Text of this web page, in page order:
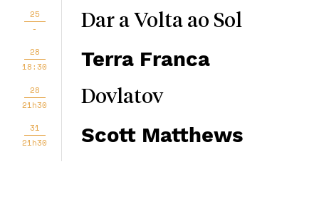
25
-
Dar a Volta ao Sol
28
18:30
Terra Franca
28
21h30
Dovlatov
31
21h30
Scott Matthews